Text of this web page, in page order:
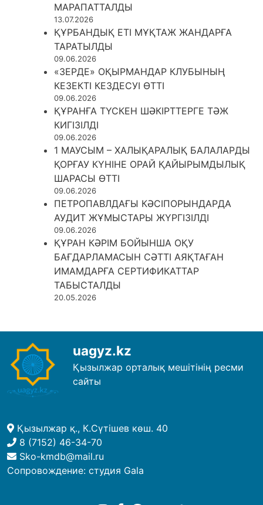
МАРАПАТТАЛДЫ
13.07.2026
ҚҰРБАНДЫҚ ЕТІ МҰҚТАЖ ЖАНДАРҒА
ТАРАТЫЛДЫ
09.06.2026
«ЗЕРДЕ» ОҚЫРМАНДАР КЛУБЫНЫҢ
КЕЗЕКТІ КЕЗДЕСУІ ӨТТІ
09.06.2026
ҚҰРАНҒА ТҮСКЕН ШӘКІРТТЕРГЕ ТӘЖ
КИГІЗІЛДІ
09.06.2026
1 МАУСЫМ – ХАЛЫҚАРАЛЫҚ БАЛАЛАРДЫ
ҚОРҒАУ КҮНІНЕ ОРАЙ ҚАЙЫРЫМДЫЛЫҚ
ШАРАСЫ ӨТТІ
09.06.2026
ПЕТРОПАВЛДАҒЫ КӘСІПОРЫНДАРДА
АУДИТ ЖҰМЫСТАРЫ ЖҮРГІЗІЛДІ
09.06.2026
ҚҰРАН КӘРІМ БОЙЫНША ОҚУ
БАҒДАРЛАМАСЫН СӘТТІ АЯҚТАҒАН
ИМАМДАРҒА СЕРТИФИКАТТАР
ТАБЫСТАЛДЫ
20.05.2026
uagyz.kz
Қызылжар орталық мешітінің ресми
сайты
Қызылжар қ., К.Сүтішев көш. 40
8 (7152) 46-34-70
Sko-kmdb@mail.ru
Сопровождение: студия Gala